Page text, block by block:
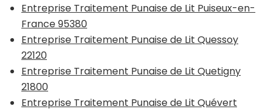
Entreprise Traitement Punaise de Lit Puiseux-en-
France 95380
Entreprise Traitement Punaise de Lit Quessoy
22120
Entreprise Traitement Punaise de Lit Quetigny
21800
Entreprise Traitement Punaise de Lit Quévert